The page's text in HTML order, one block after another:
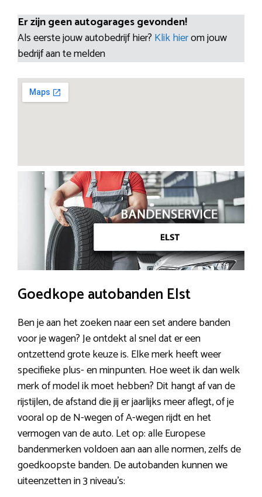
Er zijn geen autogarages gevonden!
Als eerste jouw autobedrijf hier? Klik hierom jouw
bedrijf aan te melden
Goedkope autobanden Elst
Ben je aan het zoeken naar een set andere banden
voor je wagen? Je ontdekt al snel dat er een
ontzettend grote keuze is. Elke merk heeft weer
specifieke plus- en minpunten. Hoe weet ik dan welk
merk of model ik moet hebben? Dit hangt af van de
rijstijlen, de afstand die jij er jaarlijks meer aflegt, of je
vooral op de N-wegen of A-wegen rijdt en het
vermogen van de auto. Let op: alle Europese
bandenmerken voldoen aan aan alle normen, zelfs de
goedkoopste banden. De autobanden kunnen we
uiteenzetten in 3 niveau’s: